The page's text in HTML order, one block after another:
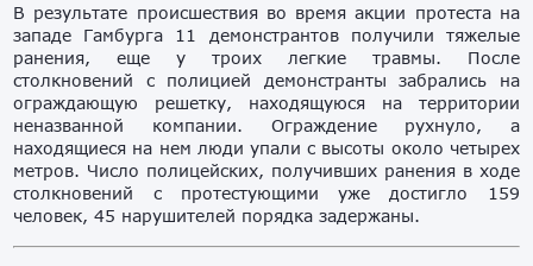
В результате происшествия во время акции протеста на
западе Гамбурга 11 демонстрантов получили тяжелые
ранения, еще у троих легкие травмы. После
столкновений с полицией демонстранты забрались на
ограждающую решетку, находящуюся на территории
неназванной компании. Ограждение рухнуло, а
находящиеся на нем люди упали с высоты около четырех
метров. Число полицейских, получивших ранения в ходе
столкновений с протестующими уже достигло 159
человек, 45 нарушителей порядка задержаны.